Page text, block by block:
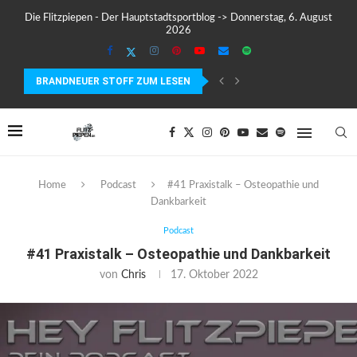
Die Flitzpiepen - Der Hauptstadtsportblog -> Donnerstag, 6. August
2026
BRANDNEUER STOFF ZUM LESEN
TESTBERICHT: DER GARMIN EDGE 840 IM TEST –...
Home Podcast
#41 Praxistalk – Osteopathie und
Dankbarkeit
Podcast
#41 Praxistalk – Osteopathie und Dankbarkeit
von Chris 17. Oktober 2022